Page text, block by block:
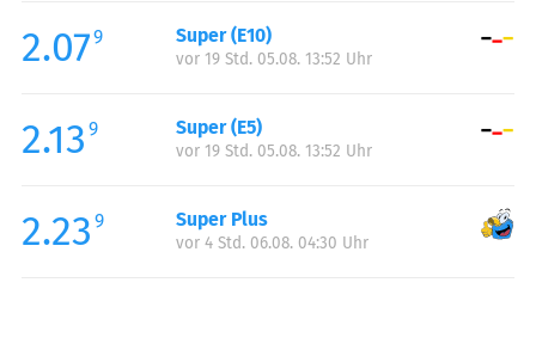
Samstag:
06:00-22:00
Sonntag:
2.079 Super (E10)
vor 19 Std. 05.08. 13:52 Uhr
2.13 9 Super (E5)
vor 19 Std. 05.08. 13:52 Uhr
2.23 9 Super Plus
vor 4 Std. 06.08. 04:30 Uhr